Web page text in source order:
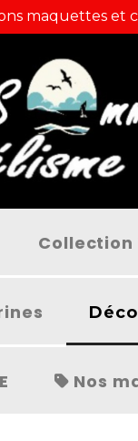
maquettes
Collection
Nos